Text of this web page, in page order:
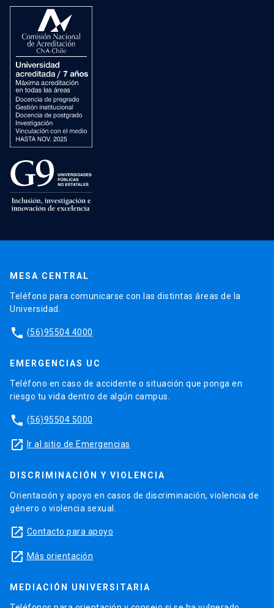
MESA CENTRAL
Teléfono para comunicarse con las distintas áreas de la
Universidad.
phone (56)95504 4000
EMERGENCIAS UC
Teléfono en caso de accidente o situación que ponga en
riesgo tu vida dentro de algún campus.
phone (56)95504 5000
launch Ir al sitio de Emergencias
DISCRIMINACIÓN Y VIOLENCIA
Orientación y apoyo en casos de discriminación, violencia de
género o violencia sexual.
launch Contacto para apoyo
launch Más orientación
MEDIACIÓN UNIVERSITARIA